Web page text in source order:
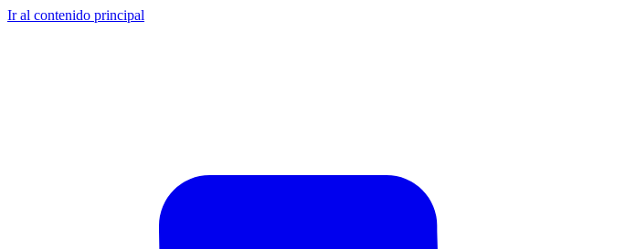
Ir al contenido principal